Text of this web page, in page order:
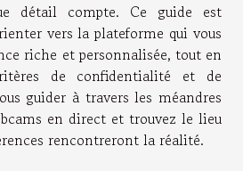
détail compte. Ce guide est
vers la plateforme qui vous
riche et personnalisée, tout en
de confidentialité et de
guider à travers les méandres
en direct et trouvez le lieu
rencontreront la réalité.